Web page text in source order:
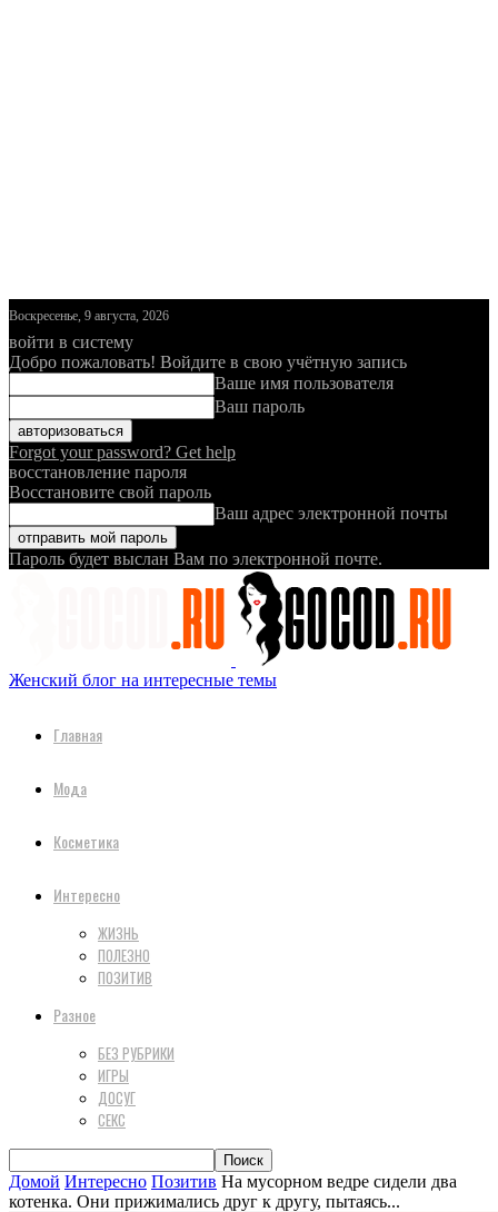
Воскресенье, 9 августа, 2026
войти в систему
Добро пожаловать! Войдите в свою учётную запись
Ваше имя пользователя
Ваш пароль
Forgot your password? Get help
восстановление пароля
Восстановите свой пароль
Ваш адрес электронной почты
Пароль будет выслан Вам по электронной почте.
Женский блог на интересные темы
Главная
Мода
Косметика
Интересно
ЖИЗНЬ
ПОЛЕЗНО
ПОЗИТИВ
Разное
БЕЗ РУБРИКИ
ИГРЫ
ДОСУГ
СЕКС
Домой Интересно Позитив На мусорном ведре сидели два
котенка. Они прижимались друг к другу, пытаясь...